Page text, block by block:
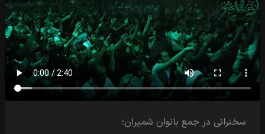
سخنرانی در جمع بانوان شمیران؛